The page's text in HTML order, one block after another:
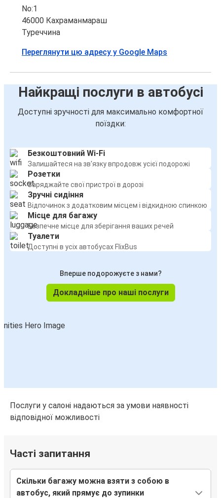
No:1
46000 Кахраманмараш
Туреччина
Переглянути цю адресу у Google Maps
Найкращі послуги в автобусі
Доступні зручності для максимально комфортної
поїздки:
Безкоштовний Wi-Fi
Залишайтеся на зв'язку впродовж усієї подорожі
Розетки
Заряджайте свої пристрої в дорозі
Зручні сидіння
Відпочинок з додатковим місцем і відкидною спинкою
Місце для багажу
Безпечне місце для зберігання ваших речей
Туалети
Доступні в усіх автобусах FlixBus
Вперше подорожуєте з нами?
Докладніше про наші послуги
Послуги у салоні надаються за умови наявності
відповідної можливості
Часті запитання
Скільки багажу можна взяти з собою в
автобус, який прямує до зупинки